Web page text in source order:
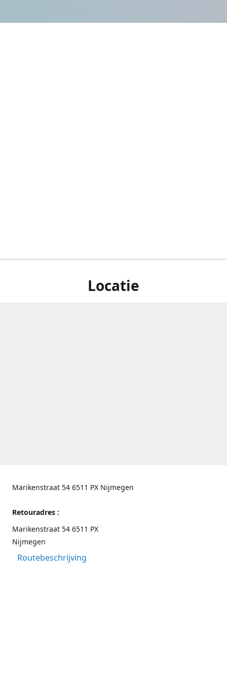
Locatie
Marikenstraat 54 6511 PX Nijmegen
Retouradres :
Marikenstraat 54 6511 PX
Nijmegen
Routebeschrijving